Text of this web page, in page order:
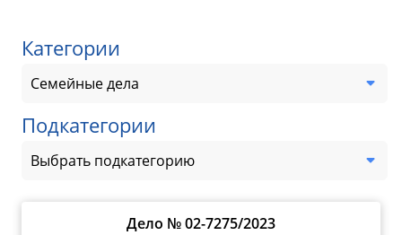
Категории
Семейные дела
Подкатегории
Выбрать подкатегорию
Дело № 02-7275/2023